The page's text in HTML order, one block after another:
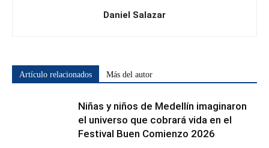
Daniel Salazar
Artículo relacionados Más del autor
Niñas y niños de Medellín imaginaron
el universo que cobrará vida en el
Festival Buen Comienzo 2026